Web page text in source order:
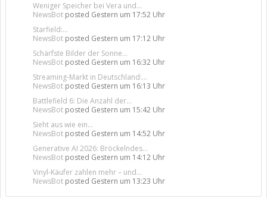
Weniger Speicher bei Vera und...
NewsBot posted Gestern um 17:52 Uhr
Starfield:...
NewsBot posted Gestern um 17:12 Uhr
Schärfste Bilder der Sonne...
NewsBot posted Gestern um 16:32 Uhr
Streaming-Markt in Deutschland:...
NewsBot posted Gestern um 16:13 Uhr
Battlefield 6: Die Anzahl der...
NewsBot posted Gestern um 15:42 Uhr
Sieht aus wie ein...
NewsBot posted Gestern um 14:52 Uhr
Generative AI 2026: Bröckelndes...
NewsBot posted Gestern um 14:12 Uhr
Vinyl-Käufer zahlen mehr – und...
NewsBot posted Gestern um 13:23 Uhr